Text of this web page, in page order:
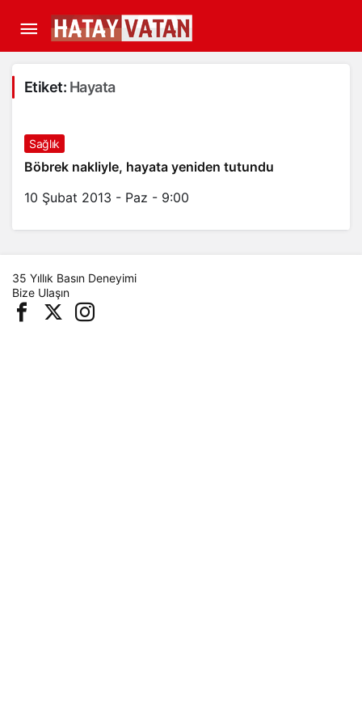
Etiket: Hayata
Sağlık
Böbrek nakliyle, hayata yeniden tutundu
10 Şubat 2013 - Paz - 9:00
35 Yıllık Basın Deneyimi
Bize Ulaşın